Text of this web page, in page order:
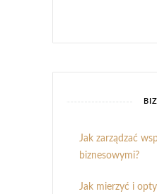
Jak zarządzać
biznesowymi?
Jak mierzyć i